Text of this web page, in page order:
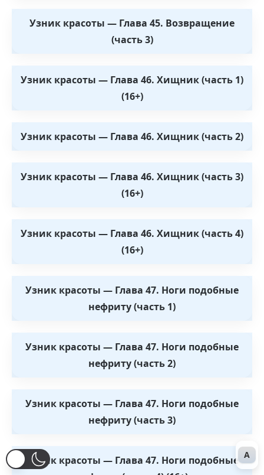
Узник красоты — Глава 45. Возвращение
(часть 3)
Узник красоты — Глава 46. Хищник (часть 1)
(16+)
Узник красоты — Глава 46. Хищник (часть 2)
Узник красоты — Глава 46. Хищник (часть 3)
(16+)
Узник красоты — Глава 46. Хищник (часть 4)
(16+)
Узник красоты — Глава 47. Ноги подобные
нефриту (часть 1)
Узник красоты — Глава 47. Ноги подобные
нефриту (часть 2)
Узник красоты — Глава 47. Ноги подобные
нефриту (часть 3)
Узник красоты — Глава 47. Ноги подобные A